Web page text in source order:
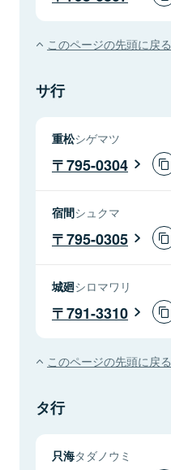
このページの先頭に戻る
サ行
重松シゲマツ
795-0304
宿間シュクマ
795-0305
城廻シロマワリ
791-3310
このページの先頭に戻る
タ行
只海タダノウミ